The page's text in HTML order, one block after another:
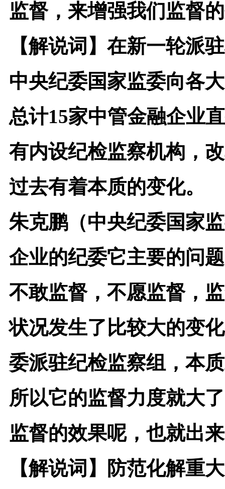
监督，来增强我们监督
【解说词】 在新一轮派
中央纪委国家监委向各
总计15家中管金融企业
有内设纪检监察机构，
过去有着本质的变化。
朱克鹏（中央纪委国家
企业的纪委它主要的问
不敢监督，不愿监督，
状况发生了比较大的变
委派驻纪检监察组，本
所以它的监督力度就大
监督的效果呢，也就出
【解说词】
防范化解重